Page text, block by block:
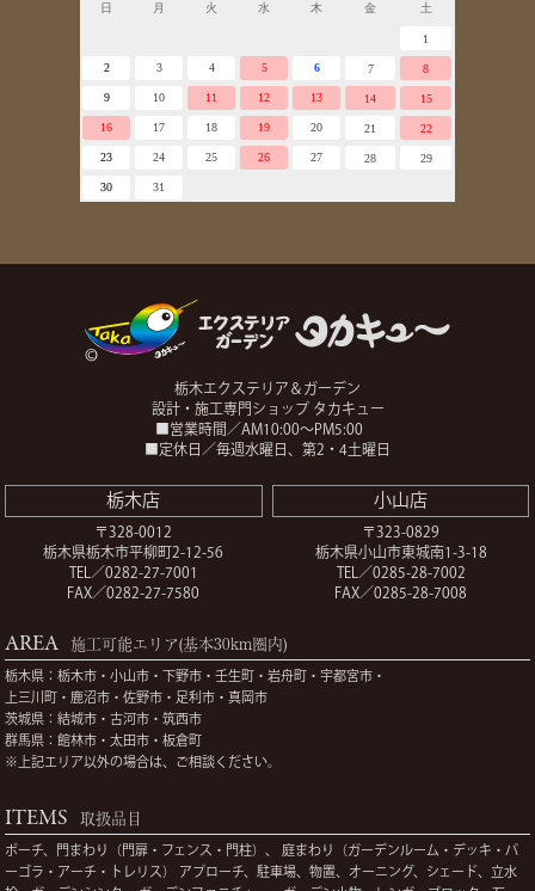
日 月 火 水 木 金 土
1
2 3 4 5 6 7 8
9 10 11 12 13 14 15
16 17 18 19 20 21 22
23 24 25 26 27 28 29
30 31
栃木エクステリア＆ガーデン
設計・施工専門ショップ タカキュー
■営業時間／AM10:00～PM5:00
■定休日／毎週水曜日、第2・4土曜日
栃木店
〒328-0012
栃木県栃木市平柳町2-12-56
TEL／0282-27-7001
FAX／0282-27-7580
小山店
〒323-0829
栃木県小山市東城南1-3-18
TEL／0285-28-7002
FAX／0285-28-7008
AREA 施工可能エリア(基本30km圏内)
栃木県：栃木市・小山市・下野市・壬生町・岩舟町・宇都宮市・
上三川町・鹿沼市・佐野市・足利市・真岡市
茨城県：結城市・古河市・筑西市
群馬県：館林市・太田市・板倉町
※上記エリア以外の場合は、ご相談ください。
ITEMS 取扱品目
ポーチ、門まわり（門扉・フェンス・門柱）、
庭まわり（ガーデンルーム・デッキ・パ
ーゴラ・アーチ・トレリス）
アプローチ、駐車場、物置、オーニング、シェード、立水